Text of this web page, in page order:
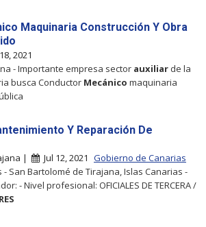
Maquinaria Construcción Y Obra
2021
- Importante empresa sector auxiliar de la
busca Conductor Mecánico maquinaria
Y Reparación De
| Jul 12, 2021 Gobierno de Canarias
San Bartolomé de Tirajana, Islas Canarias -
- Nivel profesional: OFICIALES DE TERCERA /